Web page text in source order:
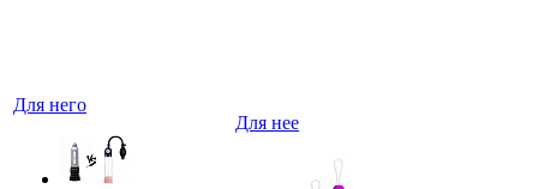
Для него
Для нее